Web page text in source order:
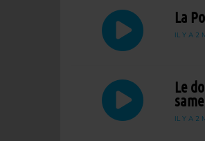
La
IL Y A 2
Le
IL Y A 2